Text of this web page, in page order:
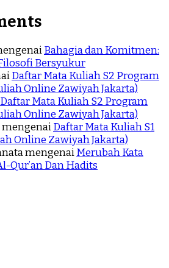
Bahagia dan Komitmen:
Bersyukur
Daftar Mata Kuliah S2 Program
Online Zawiyah Jakarta)
Daftar Mata Kuliah S2 Program
Online Zawiyah Jakarta)
mengenaiDaftar Mata Kuliah S1
Online Zawiyah Jakarta)
mengenaiMerubah Kata
Qur’an Dan Hadits